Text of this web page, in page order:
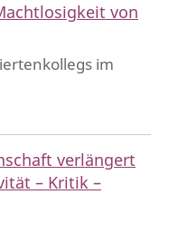
von
im
verlängert
– Kritik –